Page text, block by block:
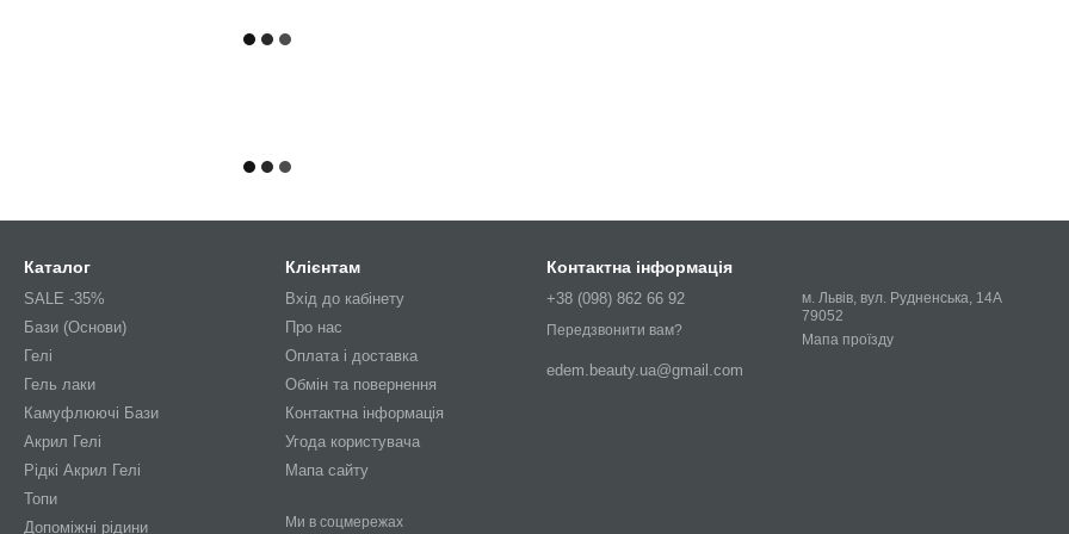
Каталог
SALE -35%
Бази (Основи)
Гелі
Гель лаки
Камуфлюючі Бази
Акрил Гелі
Рідкі Акрил Гелі
Топи
Допоміжні рідини
Клієнтам
Вхід до кабінету
Про нас
Оплата і доставка
Обмін та повернення
Контактна інформація
Угода користувача
Мапа сайту
Ми в соцмережах
Контактна інформація
+38 (098) 862 66 92
Передзвонити вам?
edem.beauty.ua@gmail.com
м. Львів, вул. Рудненська, 14А
79052
Мапа проїзду